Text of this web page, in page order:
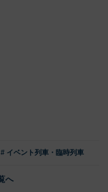
# イベント列車・臨時列車
へ